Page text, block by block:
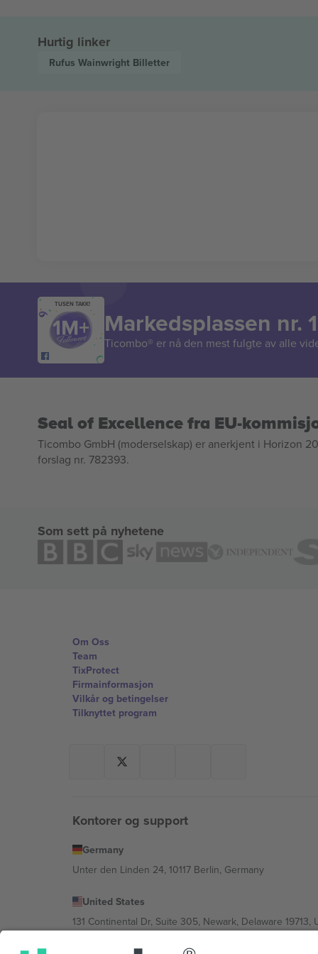
Hurtig linker
Rufus Wainwright Billetter
TUSEN TAKK!
Markedsplassen nr.
Ticombo® er nå den mest fulgte av alle
Seal of Excellence fra EU-
Ticombo GmbH (moderselskap) er anerkjent i Horizon
forslag nr. 782393.
Som sett på nyhetene
Om Oss
Team
TixProtect
Firmainformasjon
Vilkår og betingelser
Tilknyttet program
Kontorer og support
Germany
Unter den Linden 24, 10117 Berlin, Germany
United States
131 Continental Dr, Suite 305, Newark, Delaware 19713,